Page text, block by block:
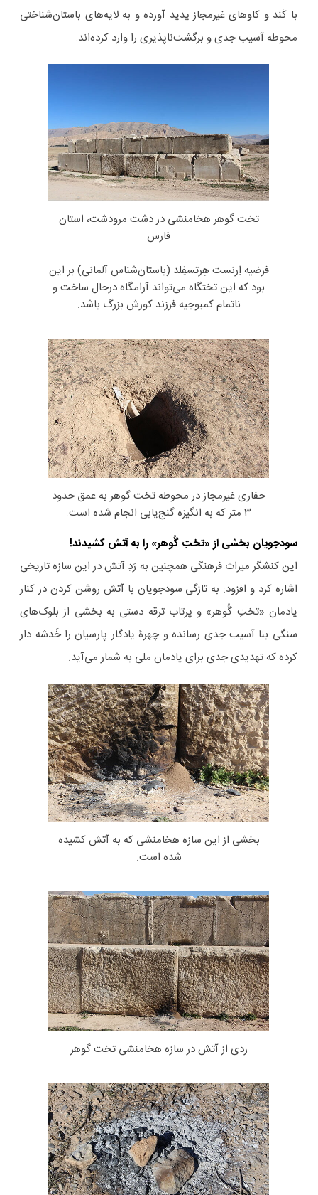
با کَند و کاوهای غیرمجاز پدید آورده و به لایه‌های باستان‌شناختی
محوطه آسیب جدی و برگشت‌ناپذیری را وارد کرده‌اند.
تخت گوهر هخامنشی در دشت مرودشت، استان
فارس
فرضیه اِرنست هِرتسفِلد (باستان‌شناس آلمانی) بر این
بود که این تختگاه می‌تواند آرامگاه درحال ساخت و
ناتمام کمبوجیه فرزند کورش بزرگ باشد.
حفاری غیرمجاز در محوطه تخت گوهر به عمق حدود
۳ متر که به انگیزه گنج‌یابی انجام شده است.
سودجویان بخشی از «تختِ گُوهر» را به آتش کشیدند!
این کنشگر میراث فرهنگی همچنین به رَدِ آتش در این سازه تاریخی
اشاره کرد و افزود: به تازگی سودجویان با آتش روشن کردن در کنار
یادمان «تختِ گُوهر» و پرتاب ترقه دستی به بخشی از بلوک‌های
سنگی بنا آسیب جدی رسانده و چهرۀ یادگار پارسیان را خَدشه دار
کرده که تهدیدی جدی برای یادمان ملی به شمار می‌آید.
بخشی از این سازه هخامنشی که به آتش کشیده
شده است.
ردی از آتش در سازه هخامنشی تخت گوهر